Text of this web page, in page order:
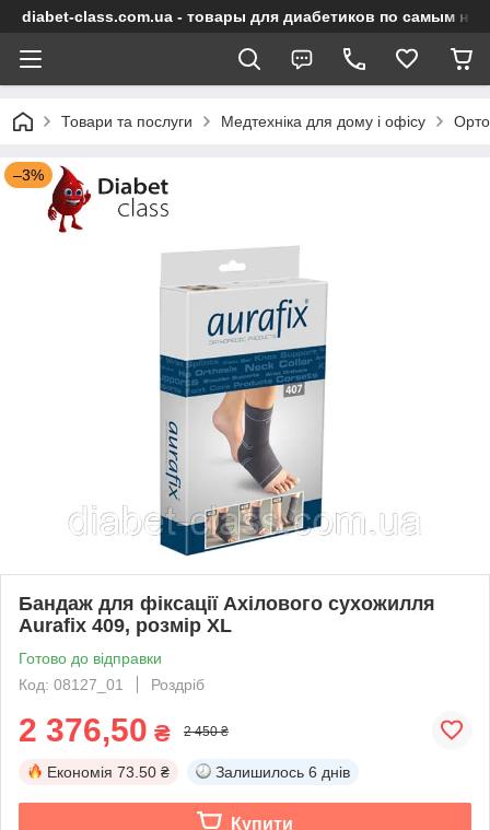
diabet-class.com.ua - товары для диабетиков по самым
Товари та послуги Медтехніка для дому і офісу
–3%
Бандаж для фіксації Ахілового сухожилля
Aurafix 409, розмір XL
Готово до відправки
Код: 08127_01
Роздріб
2 376,50 ₴ 2 450 ₴
Економія 73.50 ₴ Залишилось 6 днів
Купити